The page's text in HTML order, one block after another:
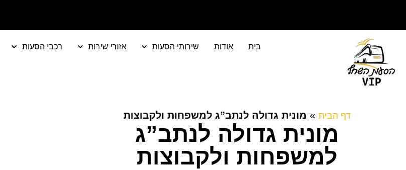
שירותי הסעות לקבוצות מעל 4 אנשים​
בית אודות שירותי הסעות אזורי שירות רכבי הסעות
דף הבית » מונית גדולה לנתב”ג למשפחות ולקבוצות
מונית גדולה לנתב”ג
למשפחות ולקבוצות